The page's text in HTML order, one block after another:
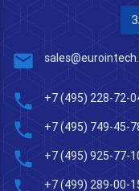
mail
phone +7 (495) 228-72-
phone +7 (495) 749-45-
phone +7 (495) 925-77-
+7 (499) 289-00-